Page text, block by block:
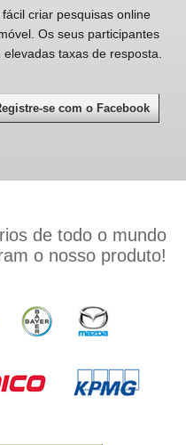
criar pesquisas online
Os seus participantes
taxas de resposta.
se com o Facebook
de todo o mundo
o nosso produto!